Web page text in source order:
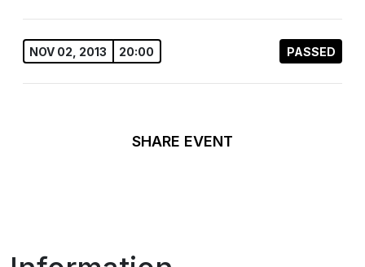
NOV 02, 2013 20:00 PASSED
SHARE EVENT